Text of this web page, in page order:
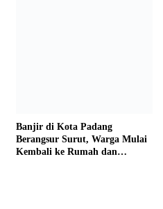
Banjir di Kota Padang
Berangsur Surut, Warga Mulai
Kembali ke Rumah dan